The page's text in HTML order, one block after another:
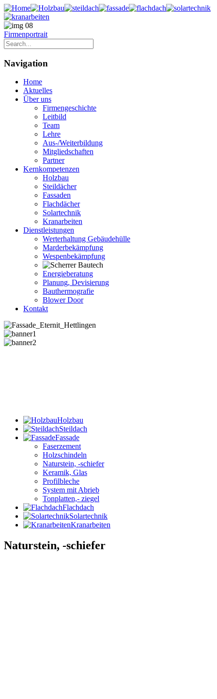
Firmenportrait
Navigation
Home
Aktuelles
Über uns
Firmengeschichte
Leitbild
Team
Lehre
Aus-/Weiterbildung
Mitgliedschaften
Partner
Kernkompetenzen
Holzbau
Steildächer
Fassaden
Flachdächer
Solartechnik
Kranarbeiten
Dienstleistungen
Werterhaltung Gebäudehülle
Marderbekämpfung
Wespenbekämpfung
Energieberatung
Planung, Devisierung
Bauthermografie
Blower Door
Kontakt
Holzbau
Steildach
Fassade
Faserzement
Holzschindeln
Naturstein, -schiefer
Keramik, Glas
Profilbleche
System mit Abrieb
Tonplatten,- ziegel
Flachdach
Solartechnik
Kranarbeiten
Naturstein, -schiefer